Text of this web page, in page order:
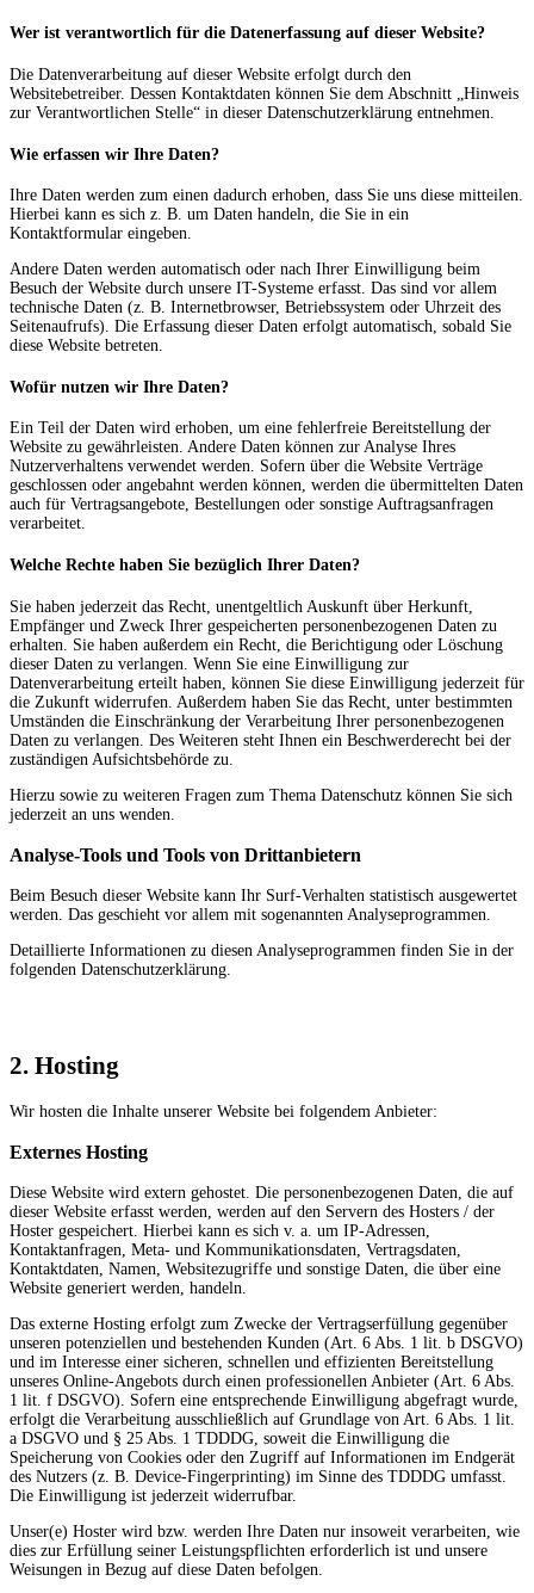
Wer ist verantwortlich für die Datenerfassung auf dieser Website?
Die Datenverarbeitung auf dieser Website erfolgt durch den
Websitebetreiber. Dessen Kontaktdaten können Sie dem Abschnitt „Hinweis
zur Verantwortlichen Stelle“ in dieser Datenschutzerklärung entnehmen.
Wie erfassen wir Ihre Daten?
Ihre Daten werden zum einen dadurch erhoben, dass Sie uns diese mitteilen.
Hierbei kann es sich z. B. um Daten handeln, die Sie in ein
Kontaktformular eingeben.
Andere Daten werden automatisch oder nach Ihrer Einwilligung beim
Besuch der Website durch unsere IT-Systeme erfasst. Das sind vor allem
technische Daten (z. B. Internetbrowser, Betriebssystem oder Uhrzeit des
Seitenaufrufs). Die Erfassung dieser Daten erfolgt automatisch, sobald Sie
diese Website betreten.
Wofür nutzen wir Ihre Daten?
Ein Teil der Daten wird erhoben, um eine fehlerfreie Bereitstellung der
Website zu gewährleisten. Andere Daten können zur Analyse Ihres
Nutzerverhaltens verwendet werden. Sofern über die Website Verträge
geschlossen oder angebahnt werden können, werden die übermittelten Daten
auch für Vertragsangebote, Bestellungen oder sonstige Auftragsanfragen
verarbeitet.
Welche Rechte haben Sie bezüglich Ihrer Daten?
Sie haben jederzeit das Recht, unentgeltlich Auskunft über Herkunft,
Empfänger und Zweck Ihrer gespeicherten personenbezogenen Daten zu
erhalten. Sie haben außerdem ein Recht, die Berichtigung oder Löschung
dieser Daten zu verlangen. Wenn Sie eine Einwilligung zur
Datenverarbeitung erteilt haben, können Sie diese Einwilligung jederzeit für
die Zukunft widerrufen. Außerdem haben Sie das Recht, unter bestimmten
Umständen die Einschränkung der Verarbeitung Ihrer personenbezogenen
Daten zu verlangen. Des Weiteren steht Ihnen ein Beschwerderecht bei der
zuständigen Aufsichtsbehörde zu.
Hierzu sowie zu weiteren Fragen zum Thema Datenschutz können Sie sich
jederzeit an uns wenden.
Analyse-Tools und Tools von Dritt­anbietern
Beim Besuch dieser Website kann Ihr Surf-Verhalten statistisch ausgewertet
werden. Das geschieht vor allem mit sogenannten Analyseprogrammen.
Detaillierte Informationen zu diesen Analyseprogrammen finden Sie in der
folgenden Datenschutzerklärung.
2. Hosting
Wir hosten die Inhalte unserer Website bei folgendem Anbieter:
Externes Hosting
Diese Website wird extern gehostet. Die personenbezogenen Daten, die auf
dieser Website erfasst werden, werden auf den Servern des Hosters / der
Hoster gespeichert. Hierbei kann es sich v. a. um IP-Adressen,
Kontaktanfragen, Meta- und Kommunikationsdaten, Vertragsdaten,
Kontaktdaten, Namen, Websitezugriffe und sonstige Daten, die über eine
Website generiert werden, handeln.
Das externe Hosting erfolgt zum Zwecke der Vertragserfüllung gegenüber
unseren potenziellen und bestehenden Kunden (Art. 6 Abs. 1 lit. b DSGVO)
und im Interesse einer sicheren, schnellen und effizienten Bereitstellung
unseres Online-Angebots durch einen professionellen Anbieter (Art. 6 Abs.
1 lit. f DSGVO). Sofern eine entsprechende Einwilligung abgefragt wurde,
erfolgt die Verarbeitung ausschließlich auf Grundlage von Art. 6 Abs. 1 lit.
a DSGVO und § 25 Abs. 1 TDDDG, soweit die Einwilligung die
Speicherung von Cookies oder den Zugriff auf Informationen im Endgerät
des Nutzers (z. B. Device-Fingerprinting) im Sinne des TDDDG umfasst.
Die Einwilligung ist jederzeit widerrufbar.
Unser(e) Hoster wird bzw. werden Ihre Daten nur insoweit verarbeiten, wie
dies zur Erfüllung seiner Leistungspflichten erforderlich ist und unsere
Weisungen in Bezug auf diese Daten befolgen.